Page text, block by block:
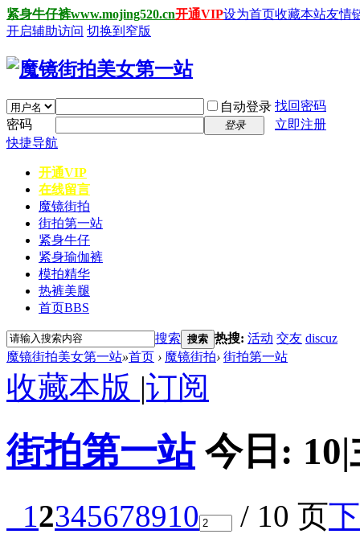
紧身牛仔裤www.mojing520.cn开通VIP设为首页收藏本站友情
开启辅助访问 切换到窄版
自动登录 找回密码
密码
登录
立即注册
快捷导航
开通VIP
在线留言
魔镜街拍
街拍第一站
紧身牛仔
紧身瑜伽裤
模拍精华
热裤美腿
首页BBS
搜索 搜索 热搜: 活动 交友 discuz
魔镜街拍美女第一站»首页 › 魔镜街拍› 街拍第一站
收藏本版 |订阅
街拍第一站 今日: 10|
12345678910 / 10 页